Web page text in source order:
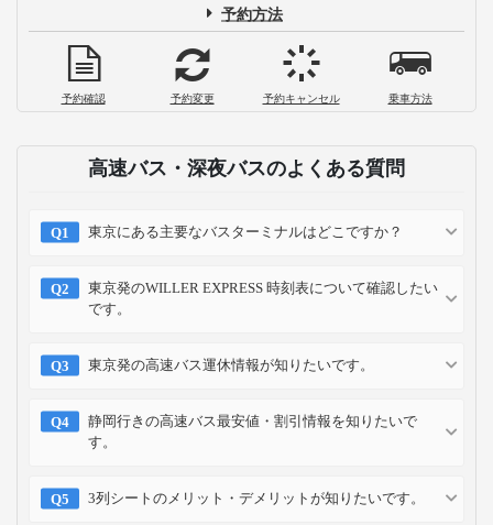
予約方法
予約確認 予約変更 予約キャンセル 乗車方法
高速バス・深夜バスのよくある質問
東京にある主要なバスターミナルはどこですか？
東京発のWILLER EXPRESS 時刻表について確認したい
です。
東京発の高速バス運休情報が知りたいです。
静岡行きの高速バス最安値・割引情報を知りたいで
す。
3列シートのメリット・デメリットが知りたいです。